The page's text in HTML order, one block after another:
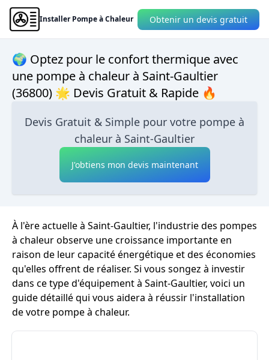
Installer Pompe à Chaleur Obtenir un devis gratuit
🌍 Optez pour le confort thermique avec
une pompe à chaleur à Saint-Gaultier
(36800) 🌟 Devis Gratuit & Rapide 🔥
Devis Gratuit & Simple pour votre pompe à
chaleur à Saint-Gaultier
J'obtiens mon devis maintenant
À l'ère actuelle à Saint-Gaultier, l'industrie des pompes
à chaleur observe une croissance importante en
raison de leur capacité énergétique et des économies
qu'elles offrent de réaliser. Si vous songez à investir
dans ce type d'équipement à Saint-Gaultier, voici un
guide détaillé qui vous aidera à réussir l'installation
de votre pompe à chaleur.